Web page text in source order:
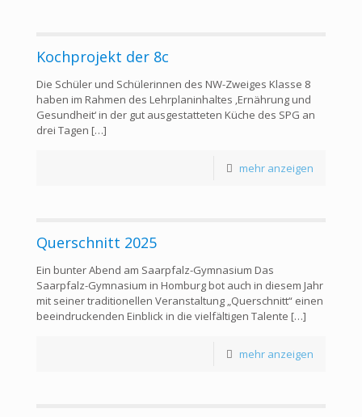
Kochprojekt der 8c
Die Schüler und Schülerinnen des NW-Zweiges Klasse 8
haben im Rahmen des Lehrplaninhaltes ‚Ernährung und
Gesundheit‘ in der gut ausgestatteten Küche des SPG an
drei Tagen […]
mehr anzeigen
Querschnitt 2025
Ein bunter Abend am Saarpfalz-Gymnasium Das
Saarpfalz-Gymnasium in Homburg bot auch in diesem Jahr
mit seiner traditionellen Veranstaltung „Querschnitt“ einen
beeindruckenden Einblick in die vielfältigen Talente […]
mehr anzeigen